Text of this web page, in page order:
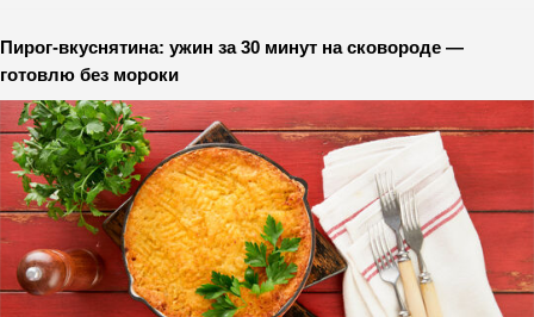
Пирог-вкуснятина: ужин за 30 минут на сковороде —
готовлю без мороки